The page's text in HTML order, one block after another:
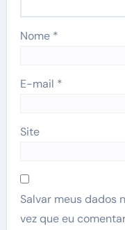
Nome *
E-mail *
Site
Salvar meus dados
vez que eu